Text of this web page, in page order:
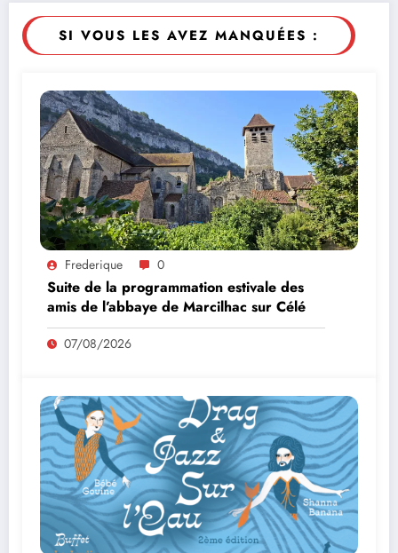
SI VOUS LES AVEZ MANQUÉES :
Frederique 0
Suite de la programmation estivale des
amis de l’abbaye de Marcilhac sur Célé
07/08/2026